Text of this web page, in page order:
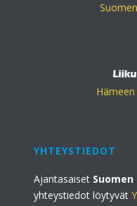
YHTEYSTIEDOT
Ajantasaiset
yhteystiedot löytyvät